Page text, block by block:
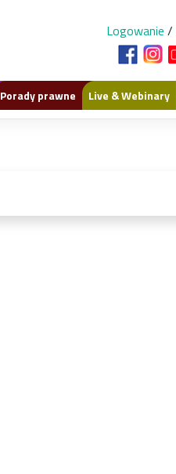
Logowanie /
Porady prawne Live & Webinary